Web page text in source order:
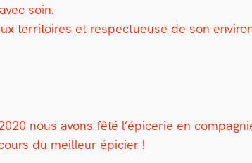
soin.
ter­ri­toires et respectueuse de son
nous avons fêté l’épicerie en
du meilleur épici­er !